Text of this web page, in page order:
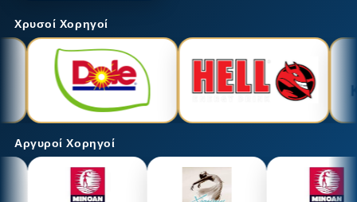
Χρυσοί Χορηγοί
Αργυροί Χορηγοί